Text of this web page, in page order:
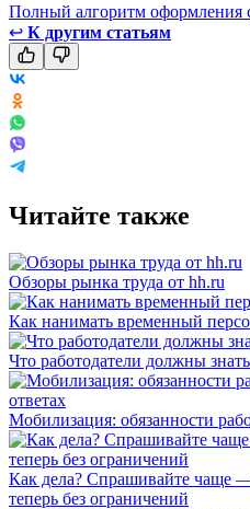
Полный алгоритм оформления
↩ К другим статьям
Читайте также
Обзоры рынка труда от hh.ru
Как нанимать временный
Что работодатели должны
Мобилизация: обязанности
Как дела? Спрашивайте чаще
теперь без ограничений